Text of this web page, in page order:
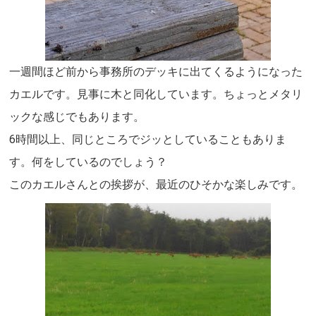
一週間ほど前から事務所のデッキに出てくるようになった
カエルです。見事に木と同化しています。ちょっとメタリ
ックな感じでもあります。
6時間以上、同じところでジッとしていることもありま
す。何をしているのでしょう？
このカエルさんとの挨拶が、最近のひそかな楽しみです。